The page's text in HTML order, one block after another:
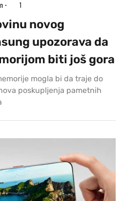
1
novog
upozorava da
biti još gora
mogla bi da traje do
poskupljenja pametnih